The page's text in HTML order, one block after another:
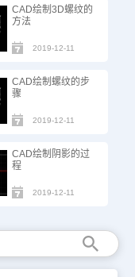
CAD绘制3D螺纹的
方法
2019-12-11
CAD绘制螺纹的步
骤
2019-12-11
CAD绘制阴影的过
程
2019-12-11